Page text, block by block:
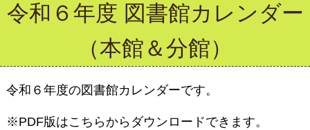
令和６年度 図書館カレンダー
（本館＆分館）
令和６年度の図書館カレンダーです。
※PDF版はこちらからダウンロードできます。